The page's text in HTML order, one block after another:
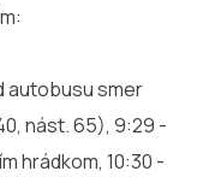
autobusu smer
nást. 65), 9:29 -
hrádkom, 10:30 -